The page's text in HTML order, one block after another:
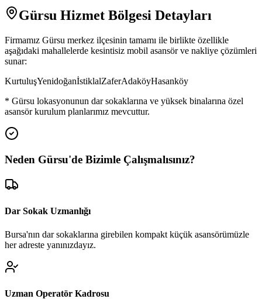
Gürsu Hizmet Bölgesi Detayları
Firmamız Gürsu merkez ilçesinin tamamı ile birlikte özellikle
aşağıdaki mahallelerde kesintisiz mobil asansör ve nakliye çözümleri
sunar:
KurtuluşYenidoğanİstiklalZaferAdaköyHasanköy
* Gürsu lokasyonunun dar sokaklarına ve yüksek binalarına özel
asansör kurulum planlarımız mevcuttur.
Neden Gürsu'de Bizimle Çalışmalısınız?
Dar Sokak Uzmanlığı
Bursa'nın dar sokaklarına girebilen kompakt küçük asansörümüzle
her adreste yanınızdayız.
Uzman Operatör Kadrosu